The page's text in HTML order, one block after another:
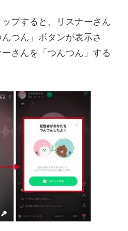
プすると、リスナーさん
つん」ボタンが表示さ
さんを「つんつん」する